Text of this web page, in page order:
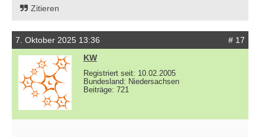
Zitieren
7. Oktober 2025 13:36
# 17
KW
Registriert seit: 10.02.2005
Bundesland: Niedersachsen
Beiträge: 721